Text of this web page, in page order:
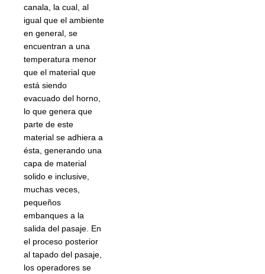
canala, la cual, al
igual que el ambiente
en general, se
encuentran a una
temperatura menor
que el material que
está siendo
evacuado del horno,
lo que genera que
parte de este
material se adhiera a
ésta, generando una
capa de material
solido e inclusive,
muchas veces,
pequeños
embanques a la
salida del pasaje. En
el proceso posterior
al tapado del pasaje,
los operadores se